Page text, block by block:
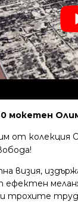
мокетен
от колекция
визия,
ефектен
трохите